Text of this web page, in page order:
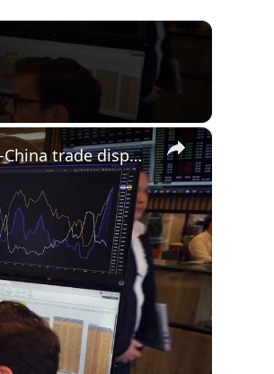
×
Brazil: Brazilian soybean farmers reap rewards amid US-China trade disputes.